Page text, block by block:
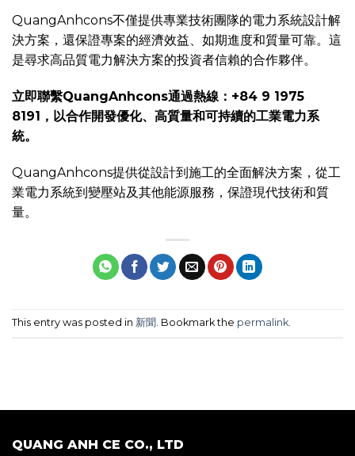
QuangAnhcons不僅提供專業技術團隊的電力系統設計解
決方案，還保證專案的經濟效益、如期進度和質量可靠。這
是尋求高品質電力解決方案的投資者信賴的合作夥伴。
立即聯繫QuangAnhcons通過熱線：+84 9 1975
8191，以合作開發優化、高質量和可持續的工業電力系
統。
QuangAnhcons提供從設計到施工的全面解決方案，從工
業電力系統到變壓站及其他能源服務，保證現代技術和質
量。
This entry was posted in 新聞. Bookmark the permalink.
QUANG ANH CE CO., LTD